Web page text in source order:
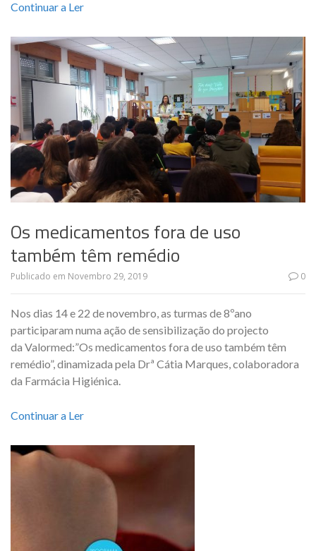
Continuar a Ler
Os medicamentos fora de uso
também têm remédio
Publicado em Novembro 29, 2019 0
Nos dias 14 e 22 de novembro, as turmas de 8ºano
participaram numa ação de sensibilização do projecto
da Valormed:”Os medicamentos fora de uso também têm
remédio”, dinamizada pela Drª Cátia Marques, colaboradora
da Farmácia Higiénica.
Continuar a Ler